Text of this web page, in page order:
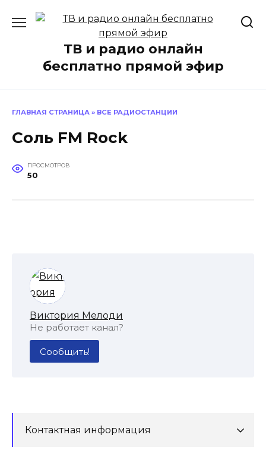
ТВ и радио онлайн
бесплатно прямой эфир
ГЛАВНАЯ СТРАНИЦА » ВСЕ РАДИОСТАНЦИИ
Соль FM Rock
ПРОСМОТРОВ
50
Виктория Мелоди
Не работает канал?
Сообщить!
Контактная информация